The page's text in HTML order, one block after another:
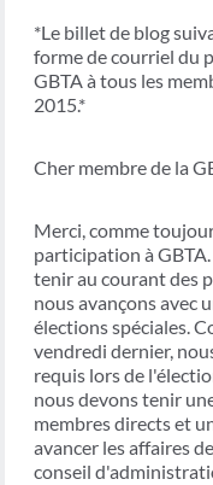
*Le billet de blog
forme de courriel du
GBTA à tous les
2015.*
Cher membre de la
Merci, comme
participation à
tenir au courant des
nous avançons avec
élections spéciales.
vendredi dernier,
requis lors de
nous devons tenir
membres directs et
avancer les affaires
conseil